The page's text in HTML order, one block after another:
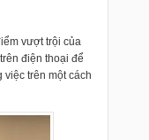
vượt trội của
điện thoại để
trên một cách